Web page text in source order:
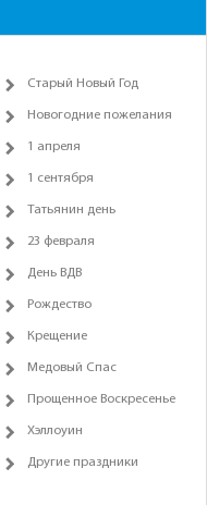
Старый Новый Год
Новогодние пожелания
1 апреля
1 сентября
Татьянин день
23 февраля
День ВДВ
Рождество
Крещение
Медовый Спас
Прощенное Воскресенье
Хэллоуин
Другие праздники